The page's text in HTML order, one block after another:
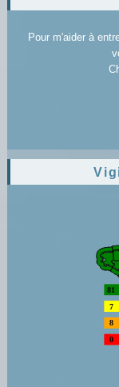
Pour m'aider à